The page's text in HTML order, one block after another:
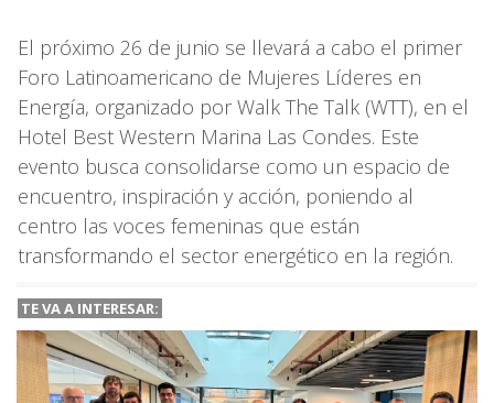
El próximo 26 de junio se llevará a cabo el primer
Foro Latinoamericano de Mujeres Líderes en
Energía, organizado por Walk The Talk (WTT), en el
Hotel Best Western Marina Las Condes. Este
evento busca consolidarse como un espacio de
encuentro, inspiración y acción, poniendo al
centro las voces femeninas que están
transformando el sector energético en la región.
TE VA A INTERESAR: